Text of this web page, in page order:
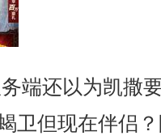
端还以为凯撒
卫但现在伴侣